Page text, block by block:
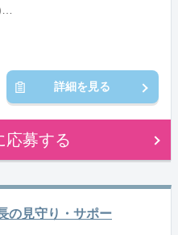
詳細を見る
応募する
の見守り・サポー